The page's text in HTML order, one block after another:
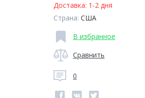
Доставка: 1-2 дня
Страна: США
В избранное
Сравнить
0